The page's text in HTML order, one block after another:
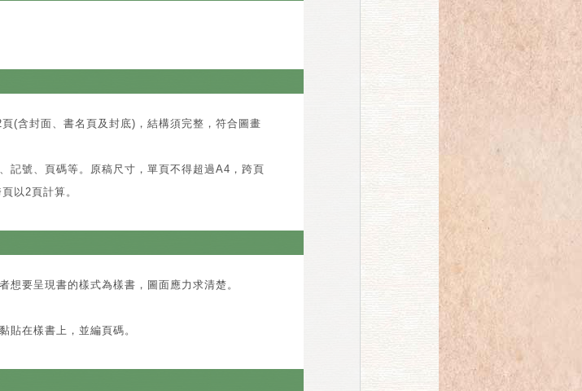
(含封面、書名頁及封底)，結構須完整，符合圖畫
記號、頁碼等。原稿尺寸，單頁不得超過A4，跨頁
以2頁計算。
想要呈現書的樣式為樣書，圖面應力求清楚。
貼在樣書上，並編頁碼。